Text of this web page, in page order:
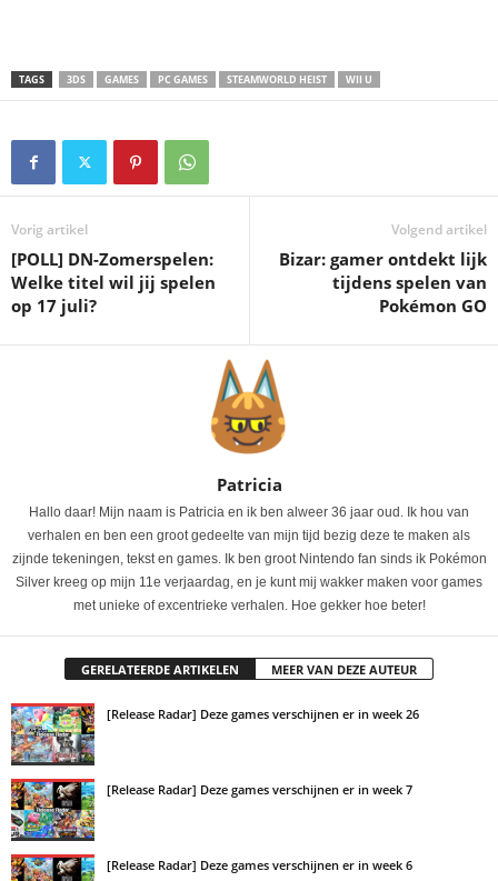
TAGS 3DS GAMES PC GAMES STEAMWORLD HEIST WII U
Vorig artikel
[POLL] DN-Zomerspelen:
Welke titel wil jij spelen
op 17 juli?
Volgend artikel
Bizar: gamer ontdekt lijk
tijdens spelen van
Pokémon GO
Patricia
Hallo daar! Mijn naam is Patricia en ik ben alweer 36 jaar oud. Ik hou van
verhalen en ben een groot gedeelte van mijn tijd bezig deze te maken als
zijnde tekeningen, tekst en games. Ik ben groot Nintendo fan sinds ik Pokémon
Silver kreeg op mijn 11e verjaardag, en je kunt mij wakker maken voor games
met unieke of excentrieke verhalen. Hoe gekker hoe beter!
GERELATEERDE ARTIKELEN MEER VAN DEZE AUTEUR
[Release Radar] Deze games verschijnen er in week 26
[Release Radar] Deze games verschijnen er in week 7
[Release Radar] Deze games verschijnen er in week 6